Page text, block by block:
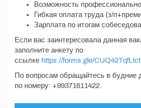
Возможность
Гибкая оплата труда (з/
Зарплата по итогам
Если вас заинтересовала данная
заполните анкету по
ссылке https://forms.gle/
По вопросам обращайтесь в будние
по номеру: ‪+99371611422.